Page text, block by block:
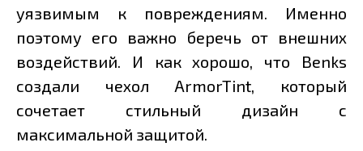
уязвимым к повреждениям. Именно
поэтому его важно беречь от внешних
воздействий. И как хорошо, что Benks
создали чехол ArmorTint, который
сочетает стильный дизайн с
максимальной защитой.